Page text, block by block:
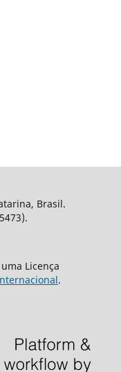
Brasil.
Licença
.